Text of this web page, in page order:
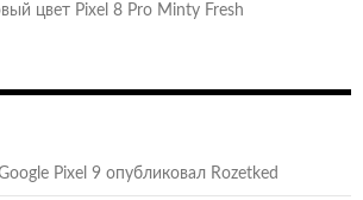
цвет Pixel 8 Pro Minty Fresh
Pixel 9 опубликовал Rozetked